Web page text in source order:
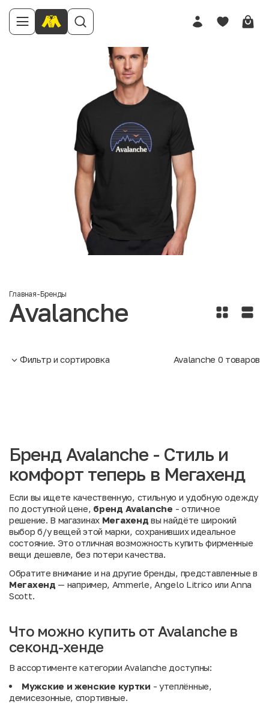
Главная-Бренды
Avalanche
Фильтр и сортировка Avalanche 0 товаров
Бренд Avalanche - Стиль и
комфорт теперь в Мегахенд
Если вы ищете качественную, стильную и удобную одежду
по доступной цене, бренд Avalanche - отличное
решение. В магазинах Мегахенд вы найдёте широкий
выбор б/у вещей этой марки, сохранивших идеальное
состояние. Это отличная возможность купить фирменные
вещи дешевле, без потери качества.
Обратите внимание и на другие бренды, представленные в
Мегахенд — например, Ammerle, Angelo Litrico или Anna
Scott.
Что можно купить от Avalanche в
секонд-хенде
В ассортименте категории Avalanche доступны:
Мужские и женские куртки - утеплённые,
демисезонные, спортивные.